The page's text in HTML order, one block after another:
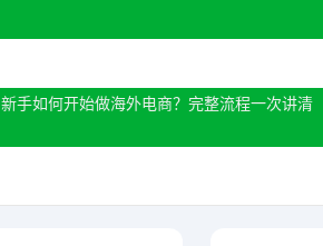
新手如何开始做海外电商？完整流程一次讲清